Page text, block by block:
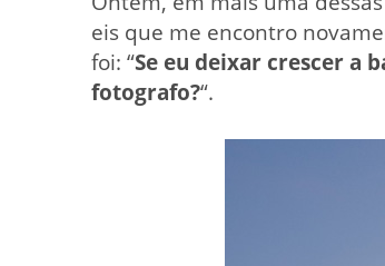
eis que me encontro
foi: “Se eu deixar crescer a
fotografo?“.